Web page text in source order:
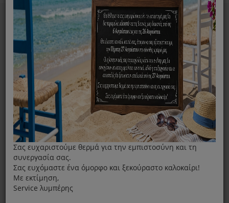
Home Καθαριστικό Για Πλυντήριο Ρούχων
ΦΊΛΤΡΑ Ταξινόμηση ανά:
Εμφάνιση:
Σας ευχαριστούμε θερμά για την εμπιστοσύνη και τη
συνεργασία σας.
Σας ευχόμαστε ένα όμορφο και ξεκούραστο καλοκαίρι!
Με εκτίμηση,
Service λυμπέρης